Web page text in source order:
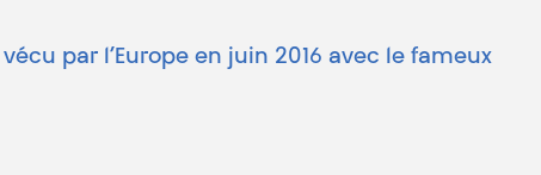
par l’Europe en juin 2016 avec le fameux